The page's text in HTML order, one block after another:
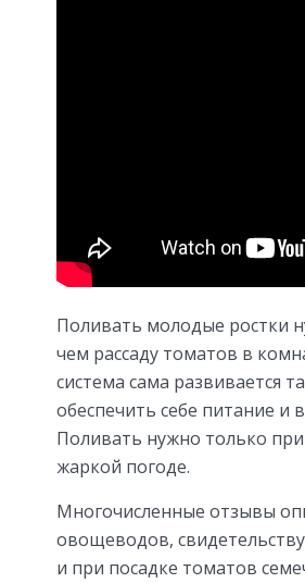
Поливать молодые ростки
чем рассаду томатов в
система сама развивается
обеспечить себе питание и
Поливать нужно только
жаркой погоде.
Многочисленные отзывы
овощеводов,
и при посадке томатов